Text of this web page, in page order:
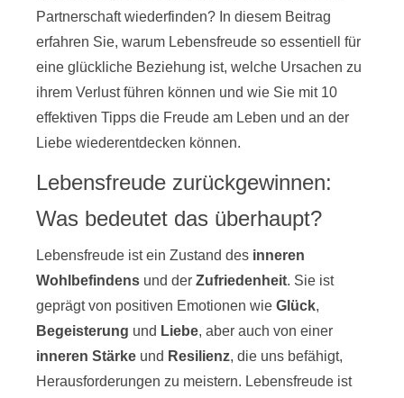
Partnerschaft wiederfinden? In diesem Beitrag
erfahren Sie, warum Lebensfreude so essentiell für
eine glückliche Beziehung ist, welche Ursachen zu
ihrem Verlust führen können und wie Sie mit 10
effektiven Tipps die Freude am Leben und an der
Liebe wiederentdecken können.
Lebensfreude zurückgewinnen:
Was bedeutet das überhaupt?
Lebensfreude ist ein Zustand des inneren
Wohlbefindens und der Zufriedenheit. Sie ist
geprägt von positiven Emotionen wie Glück,
Begeisterung und Liebe, aber auch von einer
inneren Stärke und Resilienz, die uns befähigt,
Herausforderungen zu meistern. Lebensfreude ist